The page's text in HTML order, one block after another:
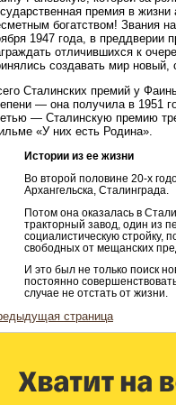
премия в
богатством! Звания
1947 года, в преддверии
отличившихся к
создавать мир
Сталинских премий у
— она получила в 1951
— Сталинскую премию
«У них есть Родина».
Истории из ее жизни
Во второй половине 20-х
Архангельска, Сталинграда.
Потом она оказалась в
тракторный завод, один из
социалистическую стройку,
свободных от мещанских
И это был не только поиск
постоянно
случае не отстать от жизни.
страница